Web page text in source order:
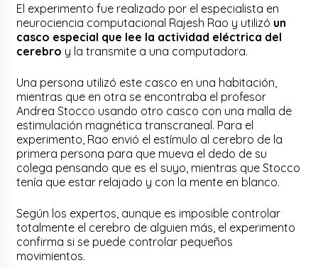
El experimento fue realizado por el especialista en
neurociencia computacional Rajesh Rao y utilizó un
casco especial que lee la actividad eléctrica del
cerebro y la transmite a una computadora.
Una persona utilizó este casco en una habitación,
mientras que en otra se encontraba el profesor
Andrea Stocco usando otro casco con una malla de
estimulación magnética transcraneal. Para el
experimento, Rao envió el estímulo al cerebro de la
primera persona para que mueva el dedo de su
colega pensando que es el suyo, mientras que Stocco
tenía que estar relajado y con la mente en blanco.
Según los expertos, aunque es imposible controlar
totalmente el cerebro de alguien más, el experimento
confirma si se puede controlar pequeños
movimientos.